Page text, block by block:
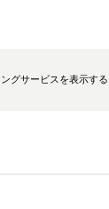
グサービスを表示する